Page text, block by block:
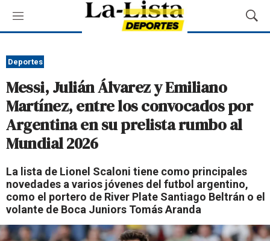
M
e
ú
M
o
B
a
Deportes
Messi, Julián Álvarez y Emiliano
Martínez, entre los convocados por
Argentina en su prelista rumbo al
Mundial 2026
La lista de Lionel Scaloni tiene como principales
novedades a varios jóvenes del futbol argentino,
como el portero de River Plate Santiago Beltrán o el
volante de Boca Juniors Tomás Aranda